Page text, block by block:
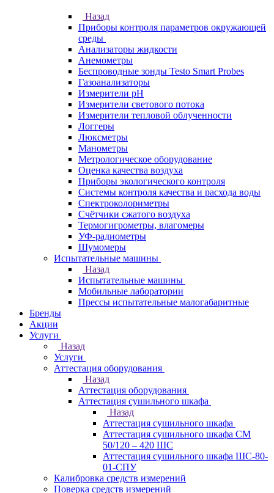
Назад
Приборы контроля параметров окружающей
среды
Анализаторы жидкости
Анемометры
Беспроводные зонды Testo Smart Probes
Газоанализаторы
Измерители pH
Измерители светового потока
Измерители тепловой облученности
Логгеры
Люксметры
Манометры
Метрологическое оборудование
Оценка качества воздуха
Приборы экологического контроля
Системы контроля качества и расхода воды
Спектроколориметры
Счётчики сжатого воздуха
Термогигрометры, влагомеры
УФ-радиометры
Шумомеры
Испытательные машины
Назад
Испытательные машины
Мобильные лаборатории
Прессы испытательные малогабаритные
Бренды
Акции
Услуги
Назад
Услуги
Аттестация оборудования
Назад
Аттестация оборудования
Аттестация сушильного шкафа
Назад
Аттестация сушильного шкафа
Аттестация сушильного шкафа СМ
50/120 – 420 ШС
Аттестация сушильного шкафа ШС-80-
01-СПУ
Калибровка средств измерений
Поверка средств измерений